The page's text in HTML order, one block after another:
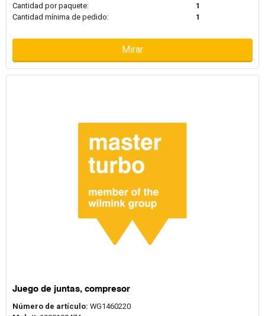
Cantidad por paquete:
1
Cantidad mínima de pedido:
1
Mirar
Juego de juntas, compresor
Número de artículo: WG1460220